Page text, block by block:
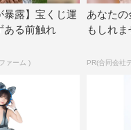
地元に帰れてうれしか
もすごく楽しかったしや
年「今年の漢字」と、そ
。
暴露】宝くじ運
ある前触れ
ァーム )
あなた
もしれま
PR(合同会社